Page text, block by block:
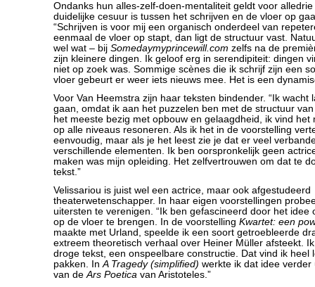
Ondanks hun alles-zelf-doen-mentaliteit geldt voor
duidelijke cesuur is tussen het schrijven en de vloer op
“Schrijven is voor mij een organisch onderdeel van
eenmaal de vloer op stapt, dan ligt de structuur vast.
wel wat – bij Somedaymyprincewill.com zelfs na de
zijn kleinere dingen. Ik geloof erg in serendipiteit: dingen
niet op zoek was. Sommige scènes die ik schrijf zijn een
vloer gebeurt er weer iets nieuws mee. Het is een
Voor Van Heemstra zijn haar teksten bindender. “Ik wacht
gaan, omdat ik aan het puzzelen ben met de structuur
het meeste bezig met opbouw en gelaagdheid, ik vind het
op alle niveaus resoneren. Als ik het in de voorstelling
eenvoudig, maar als je het leest zie je dat er veel
verschillende elementen. Ik ben oorspronkelijk geen
maken was mijn opleiding. Het zelfvertrouwen om dat te
tekst.”
Velissariou is juist wel een actrice, maar ook afgestudeerd
theaterwetenschapper. In haar eigen voorstellingen
uitersten te verenigen. “Ik ben gefascineerd door het idee
op de vloer te brengen. In de voorstelling Kwartet: een
maakte met Urland, speelde ik een soort getroebleerde
extreem theoretisch verhaal over Heiner Müller afsteekt.
droge tekst, een onspeelbare constructie. Dat vind ik heel
pakken. InA Tragedy (simplified) werkte ik dat idee verder
van deArs Poetica van Aristoteles.”